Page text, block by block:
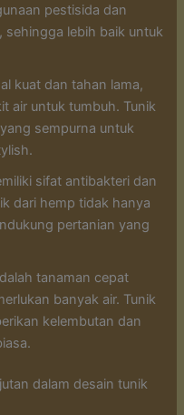
pestisida dan
sehingga lebih baik untuk
kuat dan tahan lama,
air untuk tumbuh. Tunik
sempurna untuk
sifat antibakteri dan
dari hemp tidak hanya
pertanian yang
tanaman cepat
banyak air. Tunik
kelembutan dan
dalam desain tunik